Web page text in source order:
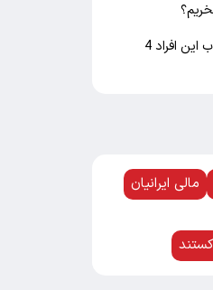
خبر مهم برای سرپرستان خانوار / حساب این افراد 4
مالی ایرانیان